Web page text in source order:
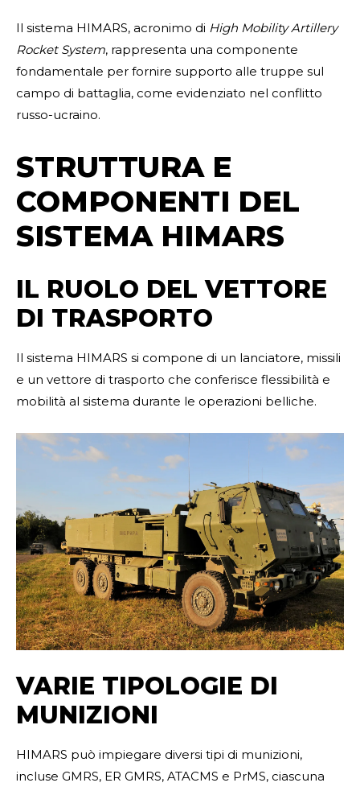
Il sistema HIMARS, acronimo di High Mobility Artillery
Rocket System, rappresenta una componente
fondamentale per fornire supporto alle truppe sul
campo di battaglia, come evidenziato nel conflitto
russo-ucraino.
STRUTTURA E
COMPONENTI DEL
SISTEMA HIMARS
IL RUOLO DEL VETTORE
DI TRASPORTO
Il sistema HIMARS si compone di un lanciatore, missili
e un vettore di trasporto che conferisce flessibilità e
mobilità al sistema durante le operazioni belliche.
VARIE TIPOLOGIE DI
MUNIZIONI
HIMARS può impiegare diversi tipi di munizioni,
incluse GMRS, ER GMRS, ATACMS e PrMS, ciascuna